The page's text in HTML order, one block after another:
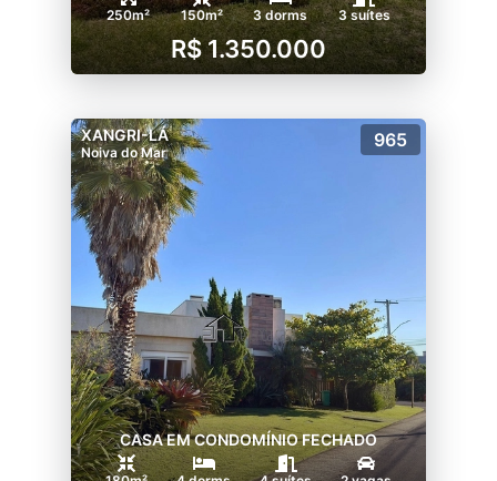
250m² 150m² 3 dorms 3 suítes
R$ 1.350.000
XANGRI-LÁ
Noiva do Mar
965
CASA EM CONDOMÍNIO FECHADO